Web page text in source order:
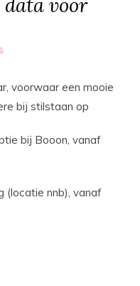
voorwaar een mooie
bij stilstaan op
bij Booon, vanaf
(locatie nnb), vanaf